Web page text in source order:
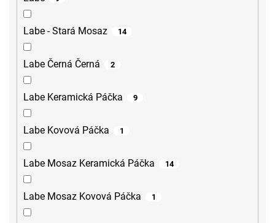
Labe - Stará Mosaz 14
Labe Černá Černá 2
Labe Keramická Páčka 9
Labe Kovová Páčka 1
Labe Mosaz Keramická Páčka 14
Labe Mosaz Kovová Páčka 1